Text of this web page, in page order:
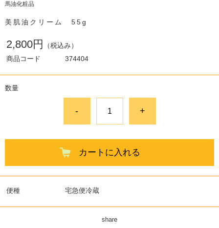
馬油化粧品
美肌油クリーム 55g
2,800円
（税込み）
商品コード
374404
数量
- +
カートに入れる
便種 宅急便冷蔵
share